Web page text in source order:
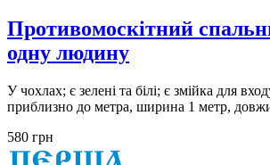
Противомоскітний
одну людину
У чохлах; є зелені та білі; є змійка для
приблизно до метра, ширина 1 метр,
580 грн